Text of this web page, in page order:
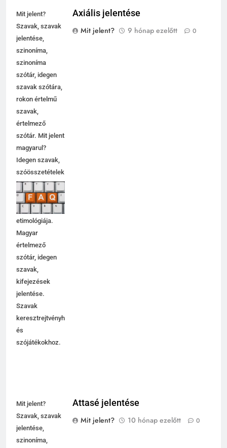
Mit jelent?
Szavak, szavak
jelentése,
szinoníma,
szinoníma
szótár, idegen
szavak szótára,
rokon értelmű
szavak,
értelmező
szótár. Mit jelent
magyarul?
Idegen szavak,
szóösszetételek
jelentése,
magyarázata,
használata,
etimológiája.
Magyar
értelmező
szótár, idegen
szavak,
kifejezések
jelentése.
Szavak
keresztrejtvényhez
és
szójátékokhoz.
Axiális jelentése
Mit jelent?
9 hónap ezelőtt 0
Mit jelent?
Szavak, szavak
jelentése,
szinoníma,
Attasé jelentése
Mit jelent?
10 hónap ezelőtt 0